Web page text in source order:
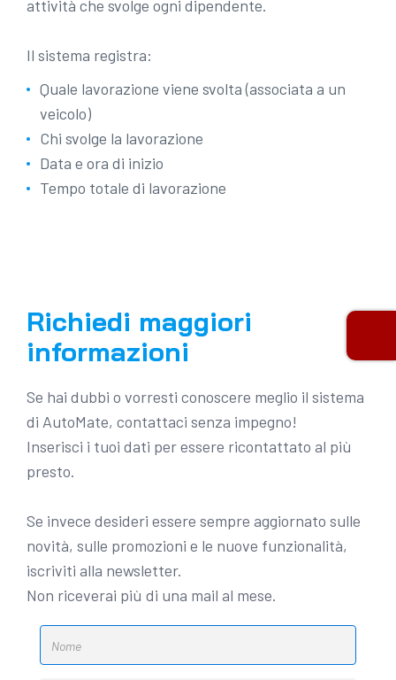
attività che svolge ogni dipendente.
Il sistema registra:
Quale lavorazione viene svolta (associata a un
veicolo)
Chi svolge la lavorazione
Data e ora di inizio
Tempo totale di lavorazione
Richiedi maggiori
informazioni
Se hai dubbi o vorresti conoscere meglio il sistema
di AutoMate, contattaci senza impegno!
Inserisci i tuoi dati per essere ricontattato al più
presto.
Se invece desideri essere sempre aggiornato sulle
novità, sulle promozioni e le nuove funzionalità,
iscriviti alla newsletter.
Non riceverai più di una mail al mese.